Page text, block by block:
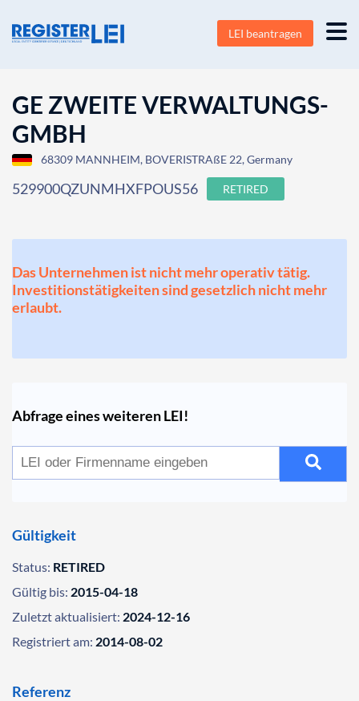
LEI beantragen
GE ZWEITE VERWALTUNGS-
GMBH
68309 MANNHEIM, BOVERISTRAßE 22, Germany
529900QZUNMHXFPOUS56 RETIRED
Das Unternehmen ist nicht mehr operativ tätig.
Investitionstätigkeiten sind gesetzlich nicht mehr
erlaubt.
Abfrage eines weiteren LEI!
Gültigkeit
Status: RETIRED
Gültig bis: 2015-04-18
Zuletzt aktualisiert: 2024-12-16
Registriert am: 2014-08-02
Referenz